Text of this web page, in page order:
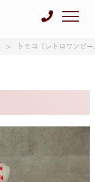
トモコ（レトロワンピ